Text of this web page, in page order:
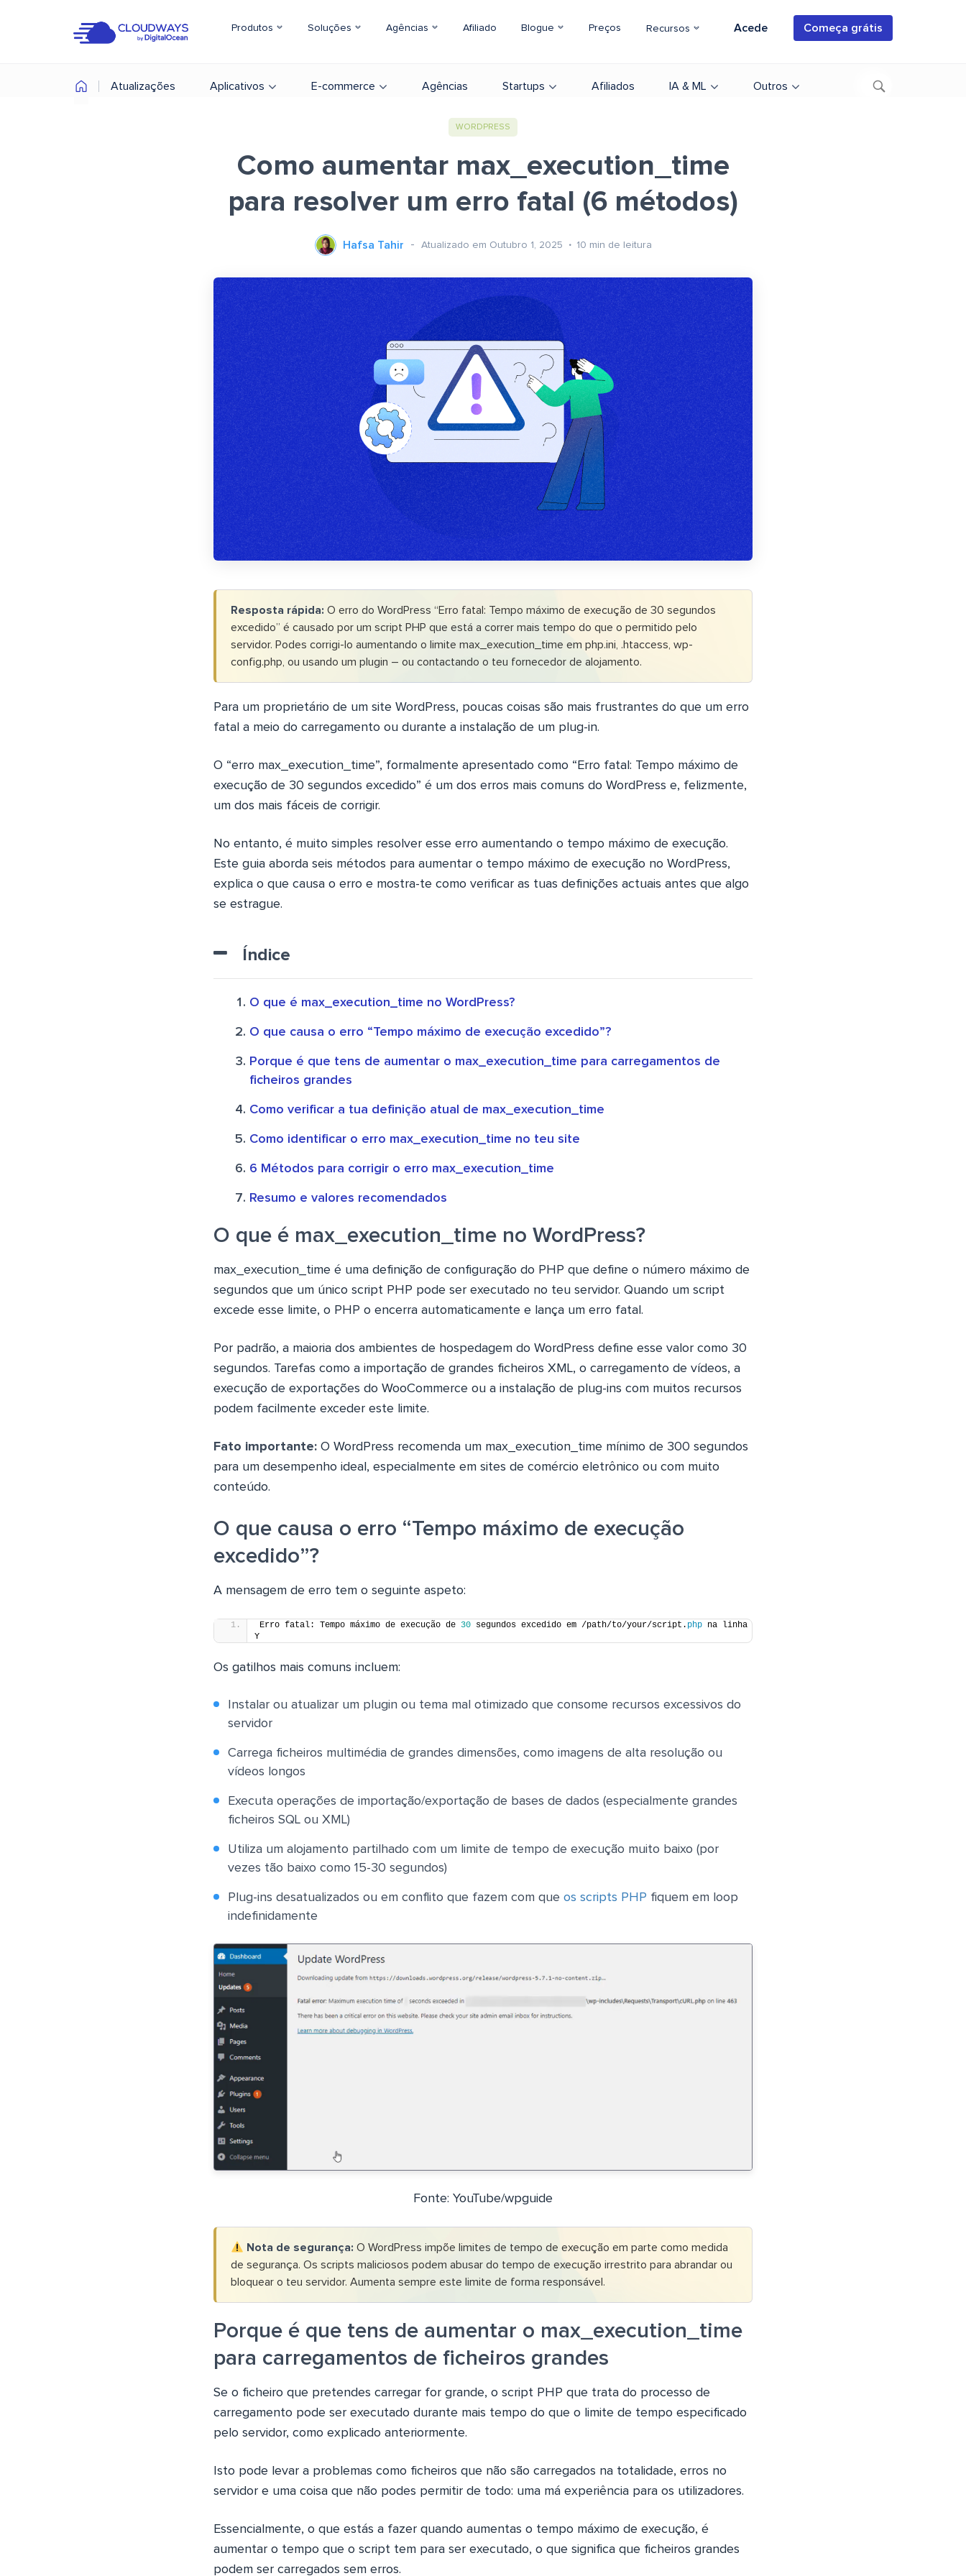
Produtos Soluções Agências Afiliado Blogue Preços Recursos Acede Começa grátis
Atualizações Aplicativos E-commerce Agências Startups Afiliados IA & ML Outros
WORDPRESS
Como aumentar max_execution_time
para resolver um erro fatal (6 métodos)
Hafsa Tahir Atualizado em Outubro 1, 2025 10 min de leitura
Resposta rápida: O erro do WordPress “Erro fatal: Tempo máximo de execução de 30 segundos
excedido” é causado por um script PHP que está a correr mais tempo do que o permitido pelo
servidor. Podes corrigi-lo aumentando o limite max_execution_time em php.ini, .htaccess, wp-
config.php, ou usando um plugin – ou contactando o teu fornecedor de alojamento.
Para um proprietário de um site WordPress, poucas coisas são mais frustrantes do que um erro
fatal a meio do carregamento ou durante a instalação de um plug-in.
O “erro max_execution_time”, formalmente apresentado como “Erro fatal: Tempo máximo de
execução de 30 segundos excedido” é um dos erros mais comuns do WordPress e, felizmente,
um dos mais fáceis de corrigir.
No entanto, é muito simples resolver esse erro aumentando o tempo máximo de execução.
Este guia aborda seis métodos para aumentar o tempo máximo de execução no WordPress,
explica o que causa o erro e mostra-te como verificar as tuas definições actuais antes que algo
se estrague.
Índice
O que é max_execution_time no WordPress?
O que causa o erro “Tempo máximo de execução excedido”?
Porque é que tens de aumentar o max_execution_time para carregamentos de
ficheiros grandes
Como verificar a tua definição atual de max_execution_time
Como identificar o erro max_execution_time no teu site
6 Métodos para corrigir o erro max_execution_time
Resumo e valores recomendados
O que é max_execution_time no WordPress?
max_execution_time é uma definição de configuração do PHP que define o número máximo de
segundos que um único script PHP pode ser executado no teu servidor. Quando um script
excede esse limite, o PHP o encerra automaticamente e lança um erro fatal.
Por padrão, a maioria dos ambientes de hospedagem do WordPress define esse valor como 30
segundos. Tarefas como a importação de grandes ficheiros XML, o carregamento de vídeos, a
execução de exportações do WooCommerce ou a instalação de plug-ins com muitos recursos
podem facilmente exceder este limite.
Fato importante: O WordPress recomenda um max_execution_time mínimo de 300 segundos
para um desempenho ideal, especialmente em sites de comércio eletrônico ou com muito
conteúdo.
O que causa o erro “Tempo máximo de execução
excedido”?
A mensagem de erro tem o seguinte aspeto:
Erro fatal: Tempo máximo de execução de 30 segundos excedido em /path/to/your/script. php na linha
Y
Os gatilhos mais comuns incluem:
Instalar ou atualizar um plugin ou tema mal otimizado que consome recursos excessivos do
servidor
Carrega ficheiros multimédia de grandes dimensões, como imagens de alta resolução ou
vídeos longos
Executa operações de importação/exportação de bases de dados (especialmente grandes
ficheiros SQL ou XML)
Utiliza um alojamento partilhado com um limite de tempo de execução muito baixo (por
vezes tão baixo como 15-30 segundos)
Plug-ins desatualizados ou em conflito que fazem com que os scripts PHP fiquem em loop
indefinidamente
Fonte: YouTube/wpguide
Nota de segurança: O WordPress impõe limites de tempo de execução em parte como medida
de segurança. Os scripts maliciosos podem abusar do tempo de execução irrestrito para abrandar ou
bloquear o teu servidor. Aumenta sempre este limite de forma responsável.
Porque é que tens de aumentar o max_execution_time
para carregamentos de ficheiros grandes
Se o ficheiro que pretendes carregar for grande, o script PHP que trata do processo de
carregamento pode ser executado durante mais tempo do que o limite de tempo especificado
pelo servidor, como explicado anteriormente.
Isto pode levar a problemas como ficheiros que não são carregados na totalidade, erros no
servidor e uma coisa que não podes permitir de todo: uma má experiência para os utilizadores.
Essencialmente, o que estás a fazer quando aumentas o tempo máximo de execução, é
aumentar o tempo que o script tem para ser executado, o que significa que ficheiros grandes
podem ser carregados sem erros.